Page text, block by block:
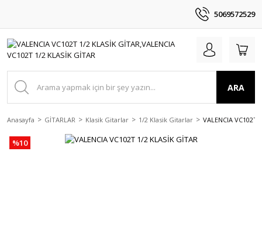
5069572529
ARA
Anasayfa GİTARLAR Klasik Gitarlar 1/2 Klasik Gitarlar VALENCIA VC102T
%10